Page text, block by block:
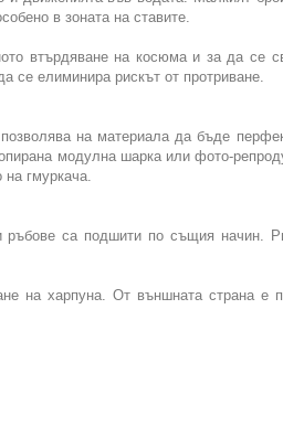
в зоната на ставите.
втърдяване на косюма и за да се
се елиминира рискът от протриване.
на материала да бъде
модулна шарка или фото-
гмуркача.
са подшити по същия начин.
на харпуна. От външната страна е